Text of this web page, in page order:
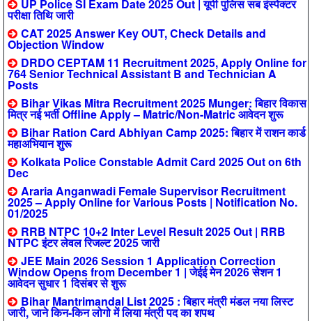
UP Police SI Exam Date 2025 Out | यूपी पुलिस सब इंस्पेक्टर
परीक्षा तिथि जारी
CAT 2025 Answer Key OUT, Check Details and
Objection Window
DRDO CEPTAM 11 Recruitment 2025, Apply Online for
764 Senior Technical Assistant B and Technician A
Posts
Bihar Vikas Mitra Recruitment 2025 Munger: बिहार विकास
मित्र नई भर्ती Offline Apply – Matric/Non-Matric आवेदन शुरू
Bihar Ration Card Abhiyan Camp 2025: बिहार में राशन कार्ड
महाअभियान शुरू
Kolkata Police Constable Admit Card 2025 Out on 6th
Dec
Araria Anganwadi Female Supervisor Recruitment
2025 – Apply Online for Various Posts | Notification No.
01/2025
RRB NTPC 10+2 Inter Level Result 2025 Out | RRB
NTPC इंटर लेवल रिजल्ट 2025 जारी
JEE Main 2026 Session 1 Application Correction
Window Opens from December 1 | जेईई मेन 2026 सेशन 1
आवेदन सुधार 1 दिसंबर से शुरू
Bihar Mantrimandal List 2025 : बिहार मंत्री मंडल नया लिस्ट
जारी, जाने किन-किन लोगो में लिया मंत्री पद का शपथ